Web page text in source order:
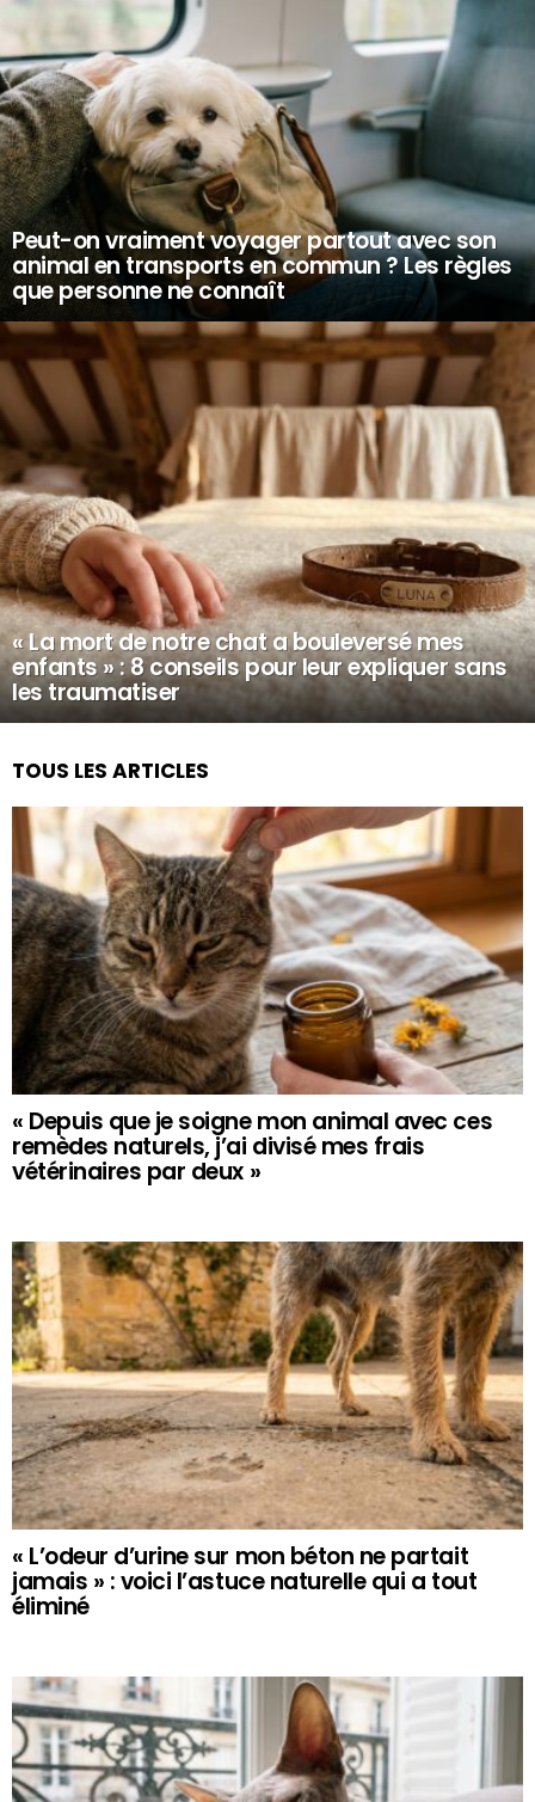
Peut-on vraiment voyager partout avec son
animal en transports en commun ? Les règles
que personne ne connaît
« La mort de notre chat a bouleversé mes
enfants » : 8 conseils pour leur expliquer sans
les traumatiser
TOUS LES ARTICLES
« Depuis que je soigne mon animal avec ces
remèdes naturels, j’ai divisé mes frais
vétérinaires par deux »
« L’odeur d’urine sur mon béton ne partait
jamais » : voici l’astuce naturelle qui a tout
éliminé